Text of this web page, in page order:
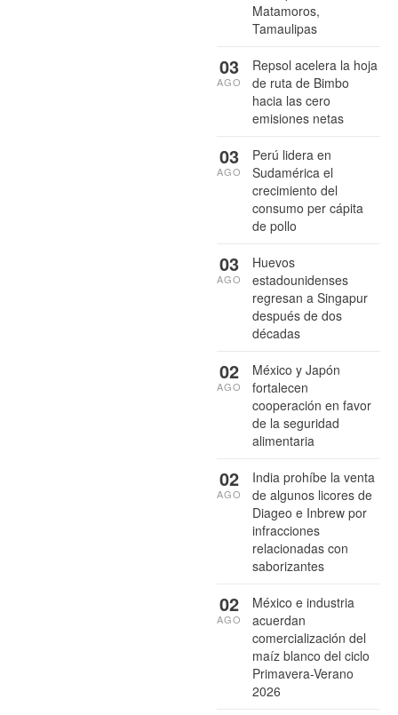
Matamoros,
Tamaulipas
Repsol acelera la hoja
de ruta de Bimbo
hacia las cero
emisiones netas
03
AGO
Perú lidera en
Sudamérica el
crecimiento del
consumo per cápita
de pollo
03
AGO
Huevos
estadounidenses
regresan a Singapur
después de dos
décadas
03
AGO
México y Japón
fortalecen
cooperación en favor
de la seguridad
alimentaria
02
AGO
India prohíbe la venta
de algunos licores de
Diageo e Inbrew por
infracciones
relacionadas con
saborizantes
02
AGO
México e industria
acuerdan
comercialización del
maíz blanco del ciclo
Primavera-Verano
2026
02
AGO